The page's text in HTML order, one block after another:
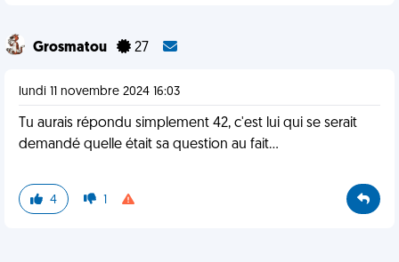
Grosmatou 27
lundi 11 novembre 2024 16:03
Tu aurais répondu simplement 42, c'est lui qui se serait
demandé quelle était sa question au fait...
4 1